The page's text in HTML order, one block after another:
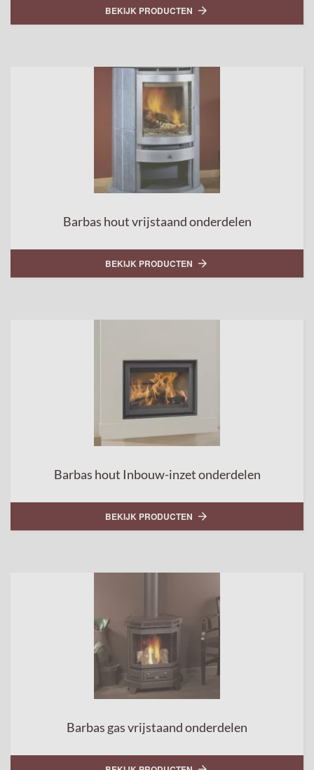
BEKIJK PRODUCTEN 
Barbas hout vrijstaand onderdelen
BEKIJK PRODUCTEN 
Barbas hout Inbouw-inzet onderdelen
BEKIJK PRODUCTEN 
Barbas gas vrijstaand onderdelen